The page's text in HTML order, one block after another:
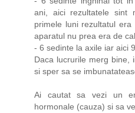
ani, aici rezultatele sint
primele luni rezultatul
aparatul nu prea era de
- 6 sedinte la axile iar aici
Daca lucrurile merg bine,
si sper sa se
Ai cautat sa vezi un
hormonale (cauza) si sa